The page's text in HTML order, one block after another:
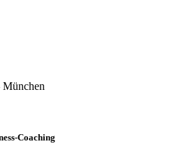
Coaching